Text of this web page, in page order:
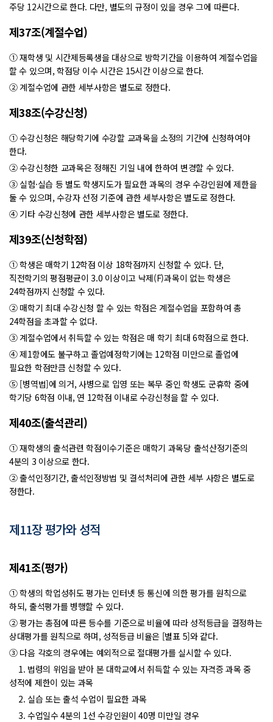
주당 12시간으로 한다. 다만, 별도의 규정이 있을 경우 그에 따른다.
제37조(계절수업)
① 재학생 및 시간제등록생을 대상으로 방학기간을 이용하여 계절수업을
할 수 있으며, 학점당 이수 시간은 15시간 이상으로 한다.
② 계절수업에 관한 세부사항은 별도로 정한다.
제38조(수강신청)
① 수강신청은 해당학기에 수강할 교과목을 소정의 기간에 신청하여야
한다.
② 수강신청한 교과목은 정해진 기일 내에 한하여 변경할 수 있다.
③ 실험·실습 등 별도 학생지도가 필요한 과목의 경우 수강인원에 제한을
둘 수 있으며, 수강자 선정 기준에 관한 세부사항은 별도로 정한다.
④ 기타 수강신청에 관한 세부사항은 별도로 정한다.
제39조(신청학점)
① 학생은 매학기 12학점 이상 18학점까지 신청할 수 있다. 단,
직전학기의 평점평균이 3.0 이상이고 낙제(F)과목이 없는 학생은
24학점까지 신청할 수 있다.
② 매학기 최대 수강신청 할 수 있는 학점은 계절수업을 포함하여 총
24학점을 초과할 수 없다.
③ 계절수업에서 취득할 수 있는 학점은 매 학기 최대 6학점으로 한다.
④ 제1항에도 불구하고 졸업예정학기에는 12학점 미만으로 졸업에
필요한 학점만큼 신청할 수 있다.
⑤ [병역법]에 의거, 사병으로 입영 또는 복무 중인 학생도 군휴학 중에
학기당 6학점 이내, 연 12학점 이내로 수강신청을 할 수 있다.
제40조(출석관리)
① 재학생의 출석관련 학점이수기준은 매학기 과목당 출석산정기준의
4분의 3 이상으로 한다.
② 출석인정기간, 출석인정방법 및 결석처리에 관한 세부 사항은 별도로
정한다.
제11장 평가와 성적
제41조(평가)
① 학생의 학업성취도 평가는 인터넷 등 통신에 의한 평가를 원칙으로
하되, 출석평가를 병행할 수 있다.
② 평가는 총점에 따른 등수를 기준으로 비율에 따라 성적등급을 결정하는
상대평가를 원칙으로 하며, 성적등급 비율은 [별표 5]와 같다.
③ 다음 각호의 경우에는 예외적으로 절대평가를 실시할 수 있다.
1. 법령의 위임을 받아 본 대학교에서 취득할 수 있는 자격증 과목 중
성적에 제한이 있는 과목
2. 실습 또는 출석 수업이 필요한 과목
3. 수업일수 4분의 1선 수강인원이 40명 미만일 경우